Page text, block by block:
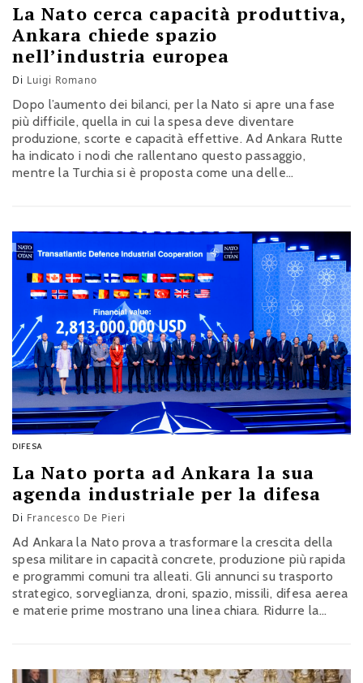
La Nato cerca capacità produttiva,
Ankara chiede spazio
nell’industria europea
Di Luigi Romano
Dopo l’aumento dei bilanci, per la Nato si apre una fase
più difficile, quella in cui la spesa deve diventare
produzione, scorte e capacità effettive. Ad Ankara Rutte
ha indicato i nodi che rallentano questo passaggio,
mentre la Turchia si è proposta come una delle
DIFESA
La Nato porta ad Ankara la sua
agenda industriale per la difesa
Di Francesco De Pieri
Ad Ankara la Nato prova a trasformare la crescita della
spesa militare in capacità concrete, produzione più rapida
e programmi comuni tra alleati. Gli annunci su trasporto
strategico, sorveglianza, droni, spazio, missili, difesa aerea
e materie prime mostrano una linea chiara. Ridurre la